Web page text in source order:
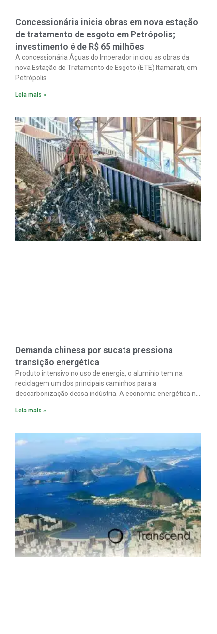
Concessionária inicia obras em nova estação
de tratamento de esgoto em Petrópolis;
investimento é de R$ 65 milhões
A concessionária Águas do Imperador iniciou as obras da
nova Estação de Tratamento de Esgoto (ETE) Itamarati, em
Petrópolis.
Leia mais »
Demanda chinesa por sucata pressiona
transição energética
Produto intensivo no uso de energia, o alumínio tem na
reciclagem um dos principais caminhos para a
descarbonização dessa indústria. A economia energética na
material. A produção de um alumínio mais limpo, no entanto,
insumo, a sucata, devido, sobretudo, ao interesse chinês
pela matéria-prima.
Leia mais »